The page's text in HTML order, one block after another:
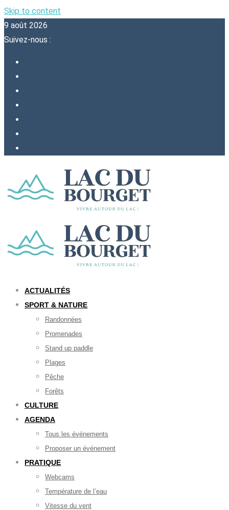
Skip to content
9 août 2026
Suivez-nous :
ACTUALITÉS
SPORT & NATURE
Randonnées
Promenades
Stand up paddle
Plages
Pêche
Forêts
CULTURE
AGENDA
Tous les événements
Proposer un événement
PRATIQUE
Webcams
Température de l’eau
Vitesse du vent